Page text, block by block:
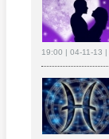
19:00 | 04-11-13 |